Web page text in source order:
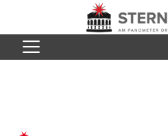
Zum Hauptinhalt springen